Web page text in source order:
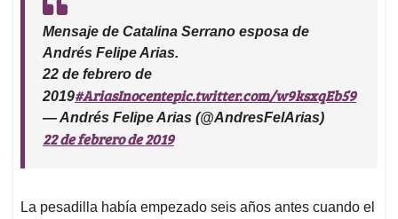
Mensaje de Catalina Serrano esposa de
Andrés Felipe Arias.
22 de febrero de
2019#AriasInocentepic.twitter.com/w9ksxqEb59
— Andrés Felipe Arias (@AndresFelArias)
22 de febrero de 2019
La pesadilla había empezado seis años antes cuando el